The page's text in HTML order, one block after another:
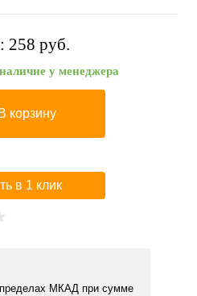
258 pуб.
у менеджера
В корзину
в 1 клик
пределах МКАД при сумме